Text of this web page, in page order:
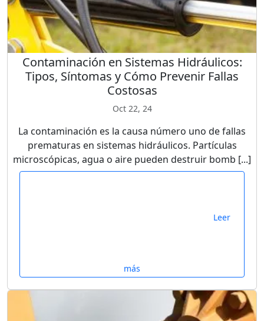
Contaminación en Sistemas Hidráulicos:
Tipos, Síntomas y Cómo Prevenir Fallas
Costosas
Oct 22, 24
La contaminación es la causa número uno de fallas
prematuras en sistemas hidráulicos. Partículas
microscópicas, agua o aire pueden destruir bomb [...]
Leer
más